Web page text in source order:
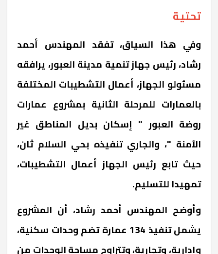
تحتية
وفي هذا السياق، تفقد المهندس أحمد
رشاد، رئيس جهاز تنمية مدينة العبور، يرافقه
مسئولو الجهاز، أعمال التشطيبات المختلفة
بالعمارات للمرحلة الثانية بمشروع عمارات
روضة العبور " إسكان بديل المناطق غير
الآمنة "، والجاري تنفيذه بحي السلام ثان،
حيث تابع رئيس الجهاز أعمال التشطيبات،
تمهيدا للتسليم.
وأوضح المهندس أحمد رشاد، أن المشروع
يشمل تنفيذ 134 عمارة تضم وحدات سكنية،
وإدارية، وتجارية، وتتراوح مساحة الوحدات من